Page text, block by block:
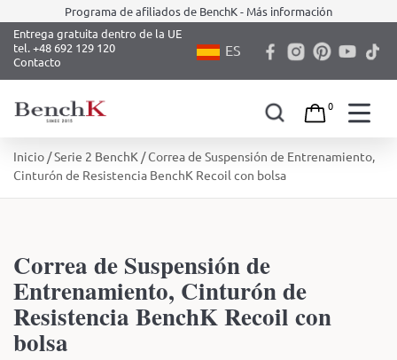
content
Programa de afiliados de BenchK - Más información
Entrega gratuita dentro de la UE
tel. +48 692 129 120
Contacto
ES
0
Inicio /Serie 2 BenchK / Correa de Suspensión de Entrenamiento,
Cinturón de Resistencia BenchK Recoil con bolsa
Correa de Suspensión de
Entrenamiento, Cinturón de
Resistencia BenchK Recoil con
bolsa